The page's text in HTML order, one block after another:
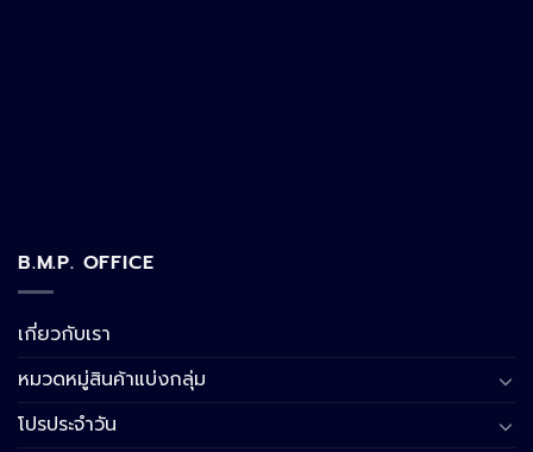
B.M.P. OFFICE
เกี่ยวกับเรา
หมวดหมู่สินค้าแบ่งกลุ่ม
โปรประจำวัน